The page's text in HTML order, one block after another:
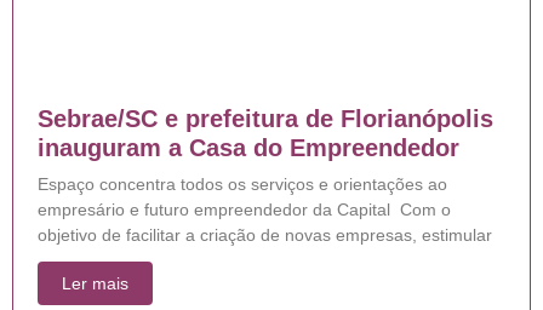
Sebrae/SC e prefeitura de Florianópolis
inauguram a Casa do Empreendedor
Espaço concentra todos os serviços e orientações ao
empresário e futuro empreendedor da Capital Com o
objetivo de facilitar a criação de novas empresas, estimular
Ler mais